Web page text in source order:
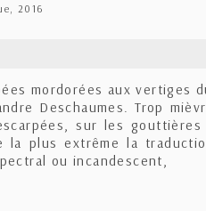
2016
mordorées aux vertiges
Deschaumes. Trop
sur les
plus extrême la
ou incandescent,